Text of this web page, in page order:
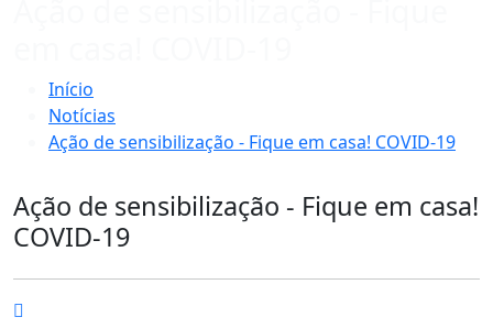
Início
Notícias
Ação de sensibilização - Fique em casa! COVID-19
Ação de sensibilização - Fique em casa!
COVID-19